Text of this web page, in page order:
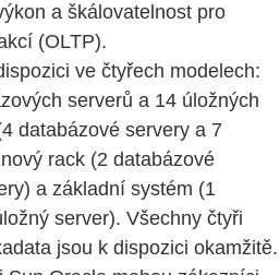
a škálovatelnost pro
(OLTP).
ve čtyřech modelech:
serverů a 14 úložných
databázové servery a 7
rack (2 databázové
a základní systém (1
server). Všechny čtyři
jsou k dispozici okamžitě.